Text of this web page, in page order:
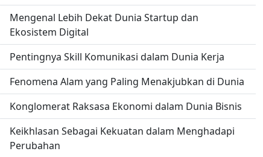
Mengenal Lebih Dekat Dunia Startup dan
Ekosistem Digital
Pentingnya Skill Komunikasi dalam Dunia Kerja
Fenomena Alam yang Paling Menakjubkan di Dunia
Konglomerat Raksasa Ekonomi dalam Dunia Bisnis
Keikhlasan Sebagai Kekuatan dalam Menghadapi
Perubahan